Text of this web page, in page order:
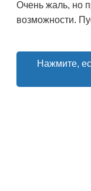
Очень жаль, но
возможности.
Нажмите,